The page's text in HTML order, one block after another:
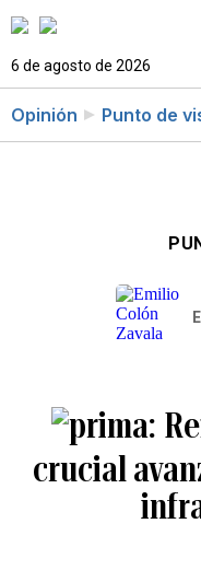
6 de agosto de 2026
Opinión Punto de
crucial